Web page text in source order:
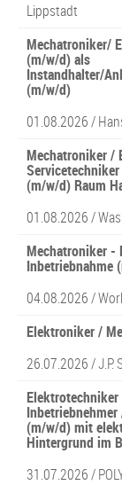
Lippstadt
Mechatroniker/
(m/w/d) als
Instandhalter/
(m/w/d)
01.08.2026 /
Mechatroniker /
(m/w/d) Raum
01.08.2026 /
Mechatroniker -
Inbetriebnahme
04.08.2026 /
Elektroniker /
26.07.2026 /J.P.
(m/w/d) mit
Hintergrund im
31.07.2026 /